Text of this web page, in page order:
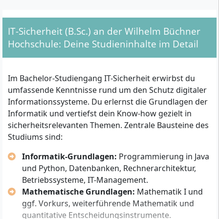
Zugang?
Folgende Zulassungsvoraussetzungengelten für die
Immatrikulation in den Bachelor IT-Sicherheit:
oder fachgebundene Hochschulreife
oder Fachhochschulreife
oder eine vom Hessischen Ministerium für
Wissenschaft und Kunst als gleichwertig
anerkannte Hochschulzugangsberechtigung
oder bestandene Hochschulzugangsprüfung (HZP)
nach zwei Leistungssemestern
Zusätzlich können auch Personen mitberuflicher
Qualifikationzugelassen werden:
Ein qualifizierter Abschluss wie Meisterbrief,
Abschluss zum Fachwirt (bzw. Fachwirtin) oder
IT-Sicherheit (B.Sc.) an der Wilhelm Büchner
Hochschule: Deine Studieninhalte im Detail
Im Bachelor-Studiengang IT-Sicherheit erwirbst du
umfassende Kenntnisse rund um den Schutz digitaler
Informationssysteme. Du erlernst die Grundlagen der
Informatik und vertiefst dein Know-how gezielt in
sicherheitsrelevanten Themen. Zentrale Bausteine des
Studiums sind:
Informatik-Grundlagen: Programmierung in Java
und Python, Datenbanken, Rechnerarchitektur,
Betriebssysteme, IT-Management.
Mathematische Grundlagen: Mathematik I und
ggf. Vorkurs, weiterführende Mathematik und
quantitative Entscheidungsinstrumente.